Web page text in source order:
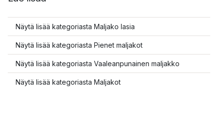
Näytä lisää kategoriasta Maljako lasia
Näytä lisää kategoriasta Pienet maljakot
Näytä lisää kategoriasta Vaaleanpunainen maljakko
Näytä lisää kategoriasta Maljakot